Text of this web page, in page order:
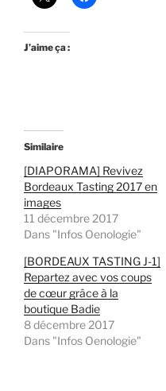
J’aime ça :
Similaire
[DIAPORAMA] Revivez
Bordeaux Tasting 2017 en
images
11 décembre 2017
Dans "Infos Oenologie"
[BORDEAUX TASTING J-1]
Repartez avec vos coups
de cœur grâce à la
boutique Badie
8 décembre 2017
Dans "Infos Oenologie"